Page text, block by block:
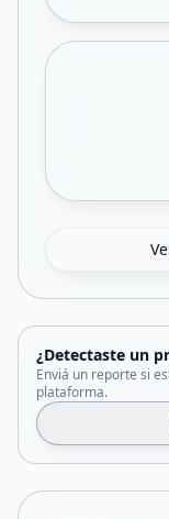
¿Detectaste un
Enviá un reporte si
plataforma.